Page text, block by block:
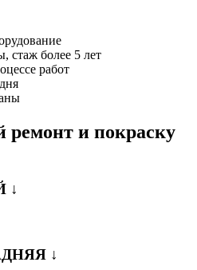
стаж более 5 лет
работ
ремонт и покраску
↓
↓